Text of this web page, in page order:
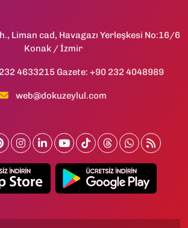
Liman cad, Havagazı Yerleşkesi No:16/6
Konak / İzmir
4633215 Gazete: +90 232 4048989
web@dokuzeylul.com